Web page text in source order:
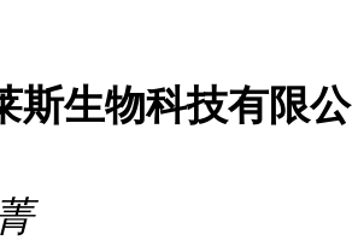
斯生物科技有限公